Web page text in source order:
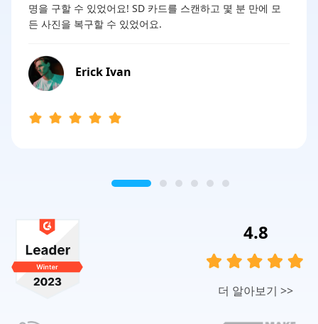
명을 구할 수 있었어요! SD 카드를 스캔하고 몇 분 만에 모
든 사진을 복구할 수 있었어요.
Erick Ivan
4.8
더 알아보기 >>